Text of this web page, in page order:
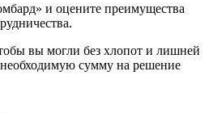
и оцените преимущества
вы могли без хлопот и лишней
сумму на решение